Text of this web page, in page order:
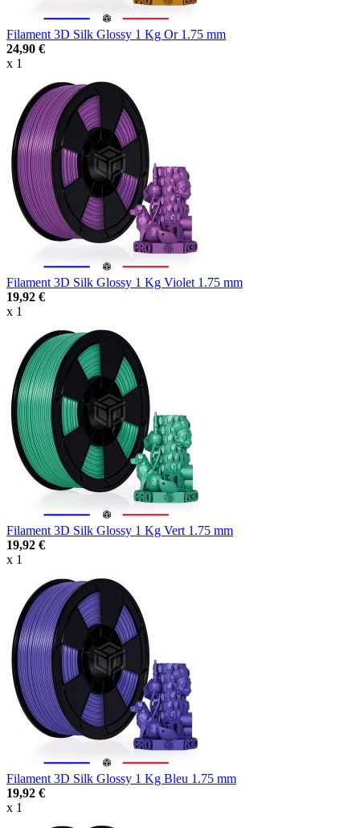
Filament 3D Silk Glossy 1 Kg Or 1.75 mm
24,90 €
x 1
Filament 3D Silk Glossy 1 Kg Violet 1.75 mm
19,92 €
x 1
Filament 3D Silk Glossy 1 Kg Vert 1.75 mm
19,92 €
x 1
Filament 3D Silk Glossy 1 Kg Bleu 1.75 mm
19,92 €
x 1